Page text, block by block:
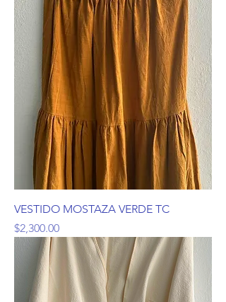
VESTIDO MOSTAZA VERDE TC
Precio
$2,300.00